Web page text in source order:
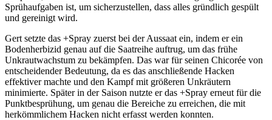
Sprühaufgaben ist, um sicherzustellen, dass alles gründlich gespült
und gereinigt wird.
Gert setzte das +Spray zuerst bei der Aussaat ein, indem er ein
Bodenherbizid genau auf die Saatreihe auftrug, um das frühe
Unkrautwachstum zu bekämpfen. Das war für seinen Chicorée von
entscheidender Bedeutung, da es das anschließende Hacken
effektiver machte und den Kampf mit größeren Unkräutern
minimierte. Später in der Saison nutzte er das +Spray erneut für die
Punktbesprühung, um genau die Bereiche zu erreichen, die mit
herkömmlichem Hacken nicht erfasst werden konnten.